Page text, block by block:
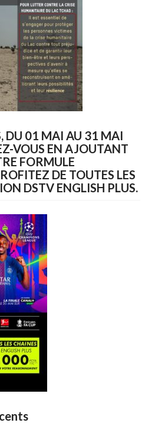
DU 01 MAI AU 31 MAI
VOUS EN AJOUTANT
FORMULE
DE TOUTES LES
DSTV ENGLISH PLUS.